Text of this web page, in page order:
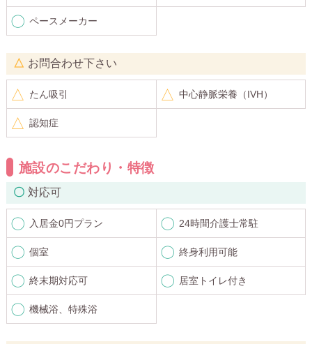
ペースメーカー
お問合わせ下さい
たん吸引 中心静脈栄養（IVH）
認知症
施設のこだわり・特徴
対応可
入居金0円プラン 24時間介護士常駐
個室 終身利用可能
終末期対応可 居室トイレ付き
機械浴、特殊浴